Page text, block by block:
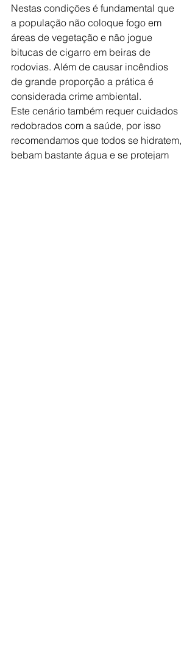
Nestas condições é fundamental que
a população não coloque fogo em
áreas de vegetação e não jogue
bitucas de cigarro em beiras de
rodovias. Além de causar incêndios
de grande proporção a prática é
considerada crime ambiental.
Este cenário também requer cuidados
redobrados com a saúde, por isso
recomendamos que todos se hidratem,
bebam bastante água e se protejam